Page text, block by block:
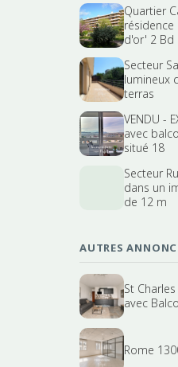
Quartier
résidence
d'or' 2 Bd
Secteur
lumineux
terras
VENDU -
avec
situé 18
Secteur
dans un
de 12 m
AUTRES
St
avec
Rome